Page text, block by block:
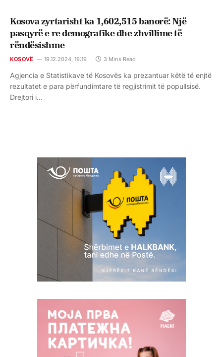
Kosova zyrtarisht ka 1,602,515 banorë: Një
pasqyrë e re demografike dhe zhvillime të
rëndësishme
KOSOVË 19.12.2024, 19:19 3 Mins Read
Agjencia e Statistikave të Kosovës ka prezantuar këtë të enjtë
rezultatet e para përfundimtare të regjistrimit të popullsisë.
Drejtori i…